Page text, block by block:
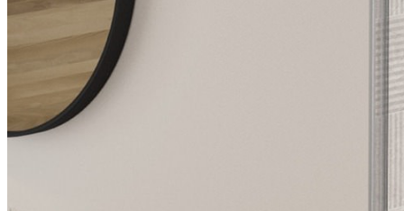
Solo Z peu de barrières
Paroi de douche à deux panneaux pour espace de douche ouvert
avec porte-serviettes pratique + étagère intégrée pour les accessoires
de douche